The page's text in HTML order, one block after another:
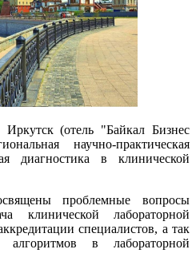
(отель "Байкал Бизнес
научно-практическая
диагностика в клинической
проблемные вопросы
клинической лабораторной
специалистов, а так
в лабораторной